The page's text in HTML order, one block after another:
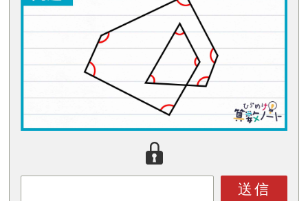
送信